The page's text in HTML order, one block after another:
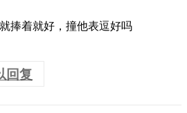
捧着就好，撞他表逗好吗
回复